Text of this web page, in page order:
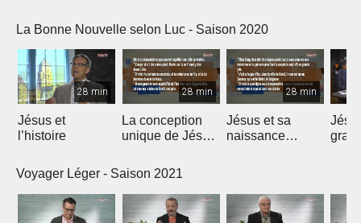
La Bonne Nouvelle selon Luc - Saison 2020
28 min
Jésus et
l’histoire
28 min
La conception
unique de Jésus
28 min
Jésus et sa
naissance
Voyager Léger - Saison 2021